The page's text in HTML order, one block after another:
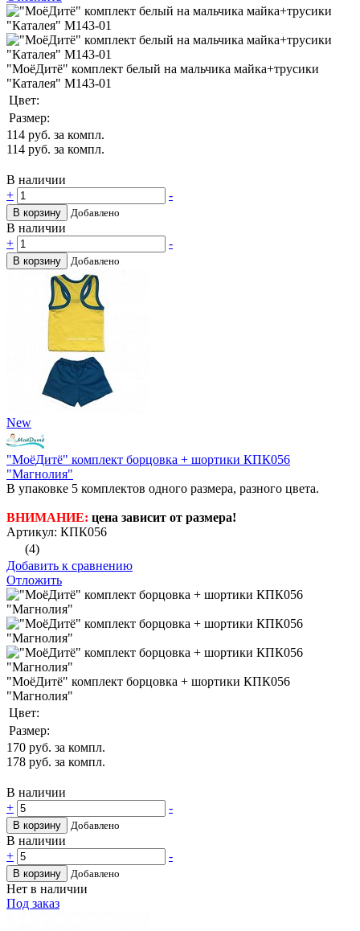
"МоёДитё" комплект белый на мальчика майка+трусики
"Каталея" М143-01
Цвет:
Размер:
114 руб. за компл.
114 руб. за компл.
В наличии
+
-
В корзину Добавлено
В наличии
+
-
В корзину Добавлено
New
"МоёДитё" комплект борцовка + шортики КПК056
"Магнолия"
В упаковке 5 комплектов одного размера, разного цвета.
ВНИМАНИЕ: цена зависит от размера!
Артикул: КПК056
(4)
Добавить к сравнению
Отложить
"МоёДитё" комплект борцовка + шортики КПК056
"Магнолия"
Цвет:
Размер:
170 руб. за компл.
178 руб. за компл.
В наличии
+
-
В корзину Добавлено
В наличии
+
-
В корзину Добавлено
Нет в наличии
Под заказ